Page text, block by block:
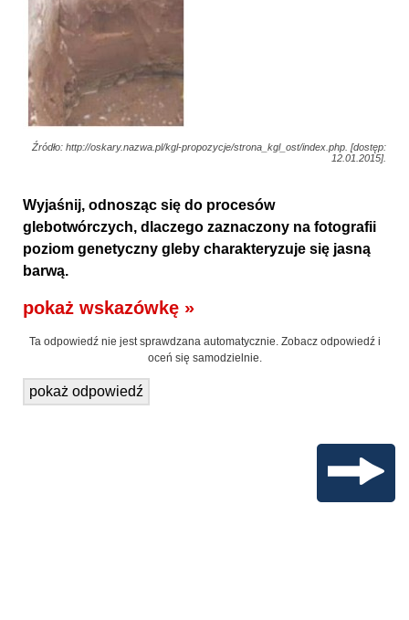
Źródło: http://oskary.nazwa.pl/kgl-propozycje/strona_kgl_ost/index.php. [dostęp:
12.01.2015].
Wyjaśnij, odnosząc się do procesów
glebotwórczych, dlaczego zaznaczony na fotografii
poziom genetyczny gleby charakteryzuje się jasną
barwą.
pokaż wskazówkę »
Ta odpowiedź nie jest sprawdzana automatycznie. Zobacz odpowiedź i
oceń się samodzielnie.
pokaż odpowiedź